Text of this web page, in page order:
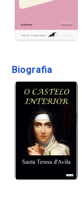
Biografia